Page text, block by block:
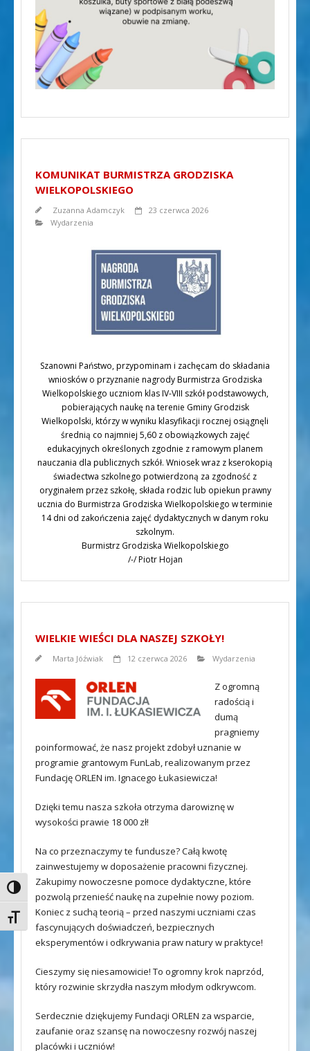
Toggle High Contrast
Toggle Font size
KOMUNIKAT BURMISTRZA GRODZISKA
WIELKOPOLSKIEGO
Zuzanna Adamczyk
23 czerwca 2026
Wydarzenia
Szanowni Państwo, przypominam i zachęcam do składania
wniosków o przyznanie nagrody Burmistrza Grodziska
Wielkopolskiego uczniom klas IV-VIII szkół podstawowych,
pobierających naukę na terenie Gminy Grodzisk
Wielkopolski, którzy w wyniku klasyfikacji rocznej osiągnęli
średnią co najmniej 5,60 z obowiązkowych zajęć
edukacyjnych określonych zgodnie z ramowym planem
nauczania dla publicznych szkół. Wniosek wraz z kserokopią
świadectwa szkolnego potwierdzoną za zgodność z
oryginałem przez szkołę, składa rodzic lub opiekun prawny
ucznia do Burmistrza Grodziska Wielkopolskiego w terminie
14 dni od zakończenia zajęć dydaktycznych w danym roku
szkolnym.
Burmistrz Grodziska Wielkopolskiego
/-/ Piotr Hojan
WIELKIE WIEŚCI DLA NASZEJ SZKOŁY!
Marta Jóźwiak 12 czerwca 2026 Wydarzenia
Z ogromną
radością i
dumą
pragniemy
poinformować, że nasz projekt zdobył uznanie w
programie grantowym FunLab, realizowanym przez
Fundację ORLEN im. Ignacego Łukasiewicza!
Dzięki temu nasza szkoła otrzyma darowiznę w
wysokości prawie 18 000 zł!
Na co przeznaczymy te fundusze? Całą kwotę
zainwestujemy w doposażenie pracowni fizycznej.
Zakupimy nowoczesne pomoce dydaktyczne, które
pozwolą przenieść naukę na zupełnie nowy poziom.
Koniec z suchą teorią – przed naszymi uczniami czas
fascynujących doświadczeń, bezpiecznych
eksperymentów i odkrywania praw natury w praktyce!
Cieszymy się niesamowicie! To ogromny krok naprzód,
który rozwinie skrzydła naszym młodym odkrywcom.
Serdecznie dziękujemy Fundacji ORLEN za wsparcie,
zaufanie oraz szansę na nowoczesny rozwój naszej
placówki i uczniów!